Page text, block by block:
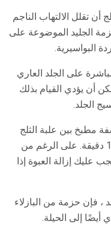
أن تقلل الالتهاب الناجم
الجليد الموضوعة على
البواسيرية.
على الجلد العاري
أن يؤدي القيام بذلك
الجلد.
مطبخ بين علبة الثلج
وبشرتك وتركها هناك لمدة لا تزيد عن 15 دقيقة. على الرغم من
عليك إزالة العبوة إذا
، فإن حزمة من البازلاء
أيضًا إلى الحيلة.